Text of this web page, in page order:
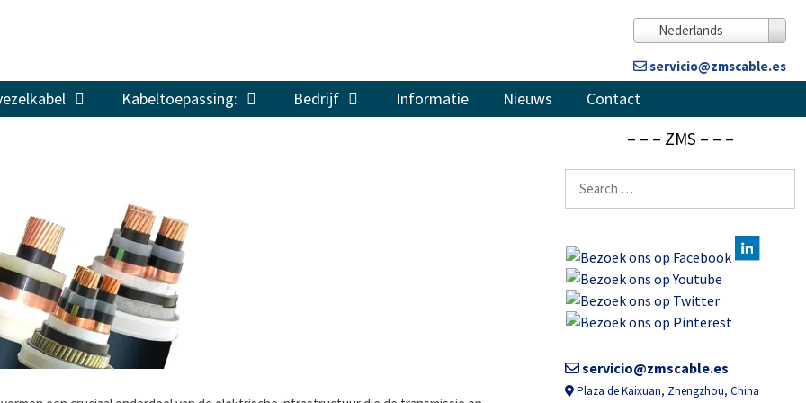
Nederlands
servicio@zmscable.es
Kabeltoepassing: Bedrijf Informatie Nieuws Contact
– – – ZMS – – –
Zoeken
servicio@zmscable.es
Plaza de Kaixuan, Zhengzhou, China